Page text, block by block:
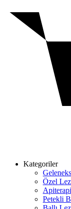
Kategoriler
Özel
Apiterapi
Petekli